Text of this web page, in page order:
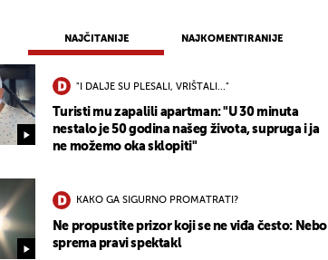
NAJČITANIJE NAJKOMENTIRANIJE
"I DALJE SU PLESALI, VRIŠTALI..."
Turisti mu zapalili apartman: "U 30 minuta
nestalo je 50 godina našeg života, supruga i ja
ne možemo oka sklopiti"
KAKO GA SIGURNO PROMATRATI?
Ne propustite prizor koji se ne viđa često: Nebo
sprema pravi spektakl